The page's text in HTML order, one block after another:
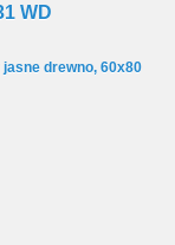
WD
drewno, 60x80